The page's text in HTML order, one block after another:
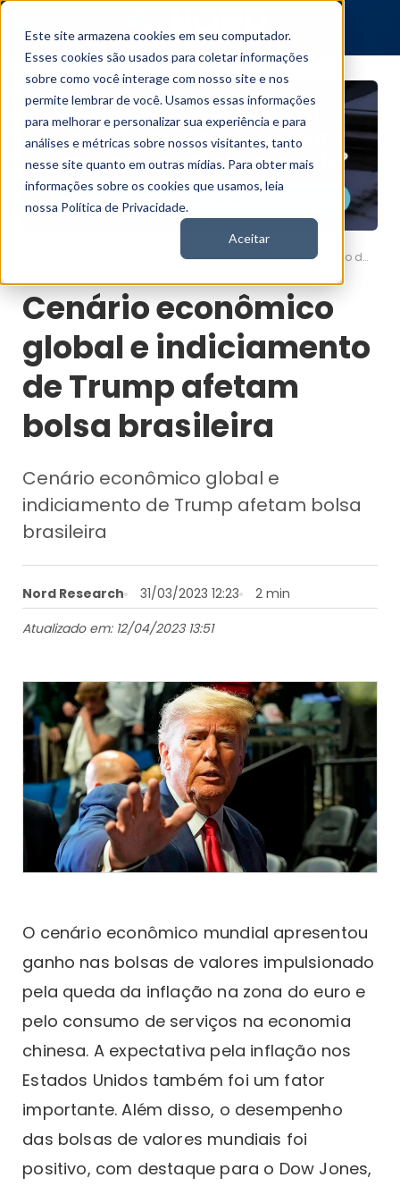
Este site armazena cookies em seu computador.
Esses cookies são usados para coletar informações
sobre como você interage com nosso site e nos
permite lembrar de você. Usamos essas informações
para melhorar e personalizar sua experiência e para
análises e métricas sobre nossos visitantes, tanto
nesse site quanto em outras mídias. Para obter mais
informações sobre os cookies que usamos, leia
nossa Política de Privacidade.
Aceitar
Cenário econômico global e indiciamento de Trump afetam bolsa brasileira
Cenário econômico
global e indiciamento
de Trump afetam
bolsa brasileira
Cenário econômico global e
indiciamento de Trump afetam bolsa
brasileira
Nord Research 31/03/2023 12:23
2 min
Atualizado em: 12/04/2023 13:51
O cenário econômico mundial apresentou
ganho nas bolsas de valores impulsionado
pela queda da inflação na zona do euro e
pelo consumo de serviços na economia
chinesa. A expectativa pela inflação nos
Estados Unidos também foi um fator
importante. Além disso, o desempenho
das bolsas de valores mundiais foi
positivo, com destaque para o Dow Jones,